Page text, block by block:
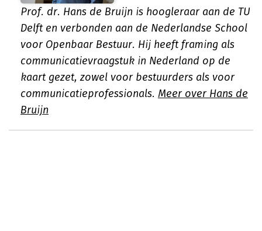
Prof. dr. Hans de Bruijn is hoogleraar aan de TU
Delft en verbonden aan de Nederlandse School
voor Openbaar Bestuur. Hij heeft framing als
communicatievraagstuk in Nederland op de
kaart gezet, zowel voor bestuurders als voor
communicatieprofessionals. Meer over Hans de
Bruijn